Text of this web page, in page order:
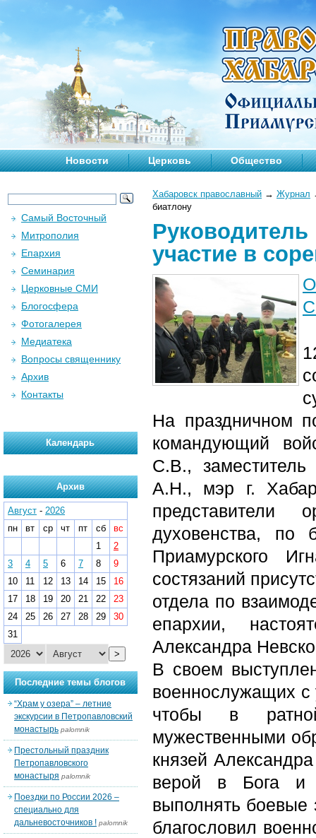
Новости Церковь Общество
Хабаровск православный → Журнал
биатлону
участие в
На праздничном
командующий
С.В., заместитель
А.Н., мэр г.
представители
духовенства, по
Приамурского
состязаний
отдела по
епархии,
Александра
В своем
военнослужащих
чтобы в
мужественными
князей
верой в Бога и
выполнять боевые
благословил
Самый Восточный
Митрополия
Епархия
Семинария
Церковные СМИ
Блогосфера
Фотогалерея
Медиатека
Вопросы священнику
Архив
Контакты
Календарь
Архив
Август - 2026
пн
вт ср чт пт сб
вс
1
2
3
4 5 6 7 8
9
10
11 12 13 14 15
16
17
18 19 20 21 22
23
24
25 26 27 28 29
30
31
>
Последние темы блогов
“Храм у озера” – летние
экскурсии в Петропавловский
монастырь palomnik
Престольный праздник
Петропавловского
монастыря palomnik
Поездки по России 2026 –
специально для
дальневосточников ! palomnik